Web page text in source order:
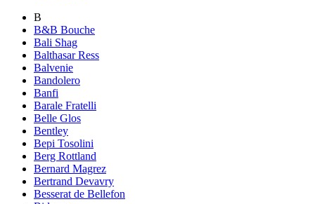
B
B&B Bouche
Bali Shag
Balthasar Ress
Balvenie
Bandolero
Banfi
Barale Fratelli
Belle Glos
Bentley
Bepi Tosolini
Berg Rottland
Bernard Magrez
Bertrand Devavry
Besserat de Bellefon